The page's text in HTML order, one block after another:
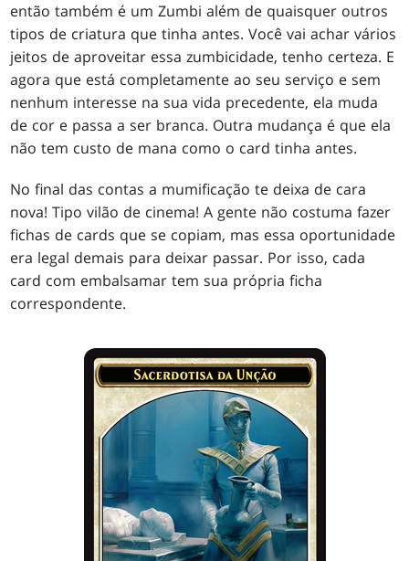
então também é um Zumbi além de quaisquer outros
tipos de criatura que tinha antes. Você vai achar vários
jeitos de aproveitar essa zumbicidade, tenho certeza. E
agora que está completamente ao seu serviço e sem
nenhum interesse na sua vida precedente, ela muda
de cor e passa a ser branca. Outra mudança é que ela
não tem custo de mana como o card tinha antes.
No final das contas a mumificação te deixa de cara
nova! Tipo vilão de cinema! A gente não costuma fazer
fichas de cards que se copiam, mas essa oportunidade
era legal demais para deixar passar. Por isso, cada
card com embalsamar tem sua própria ficha
correspondente.